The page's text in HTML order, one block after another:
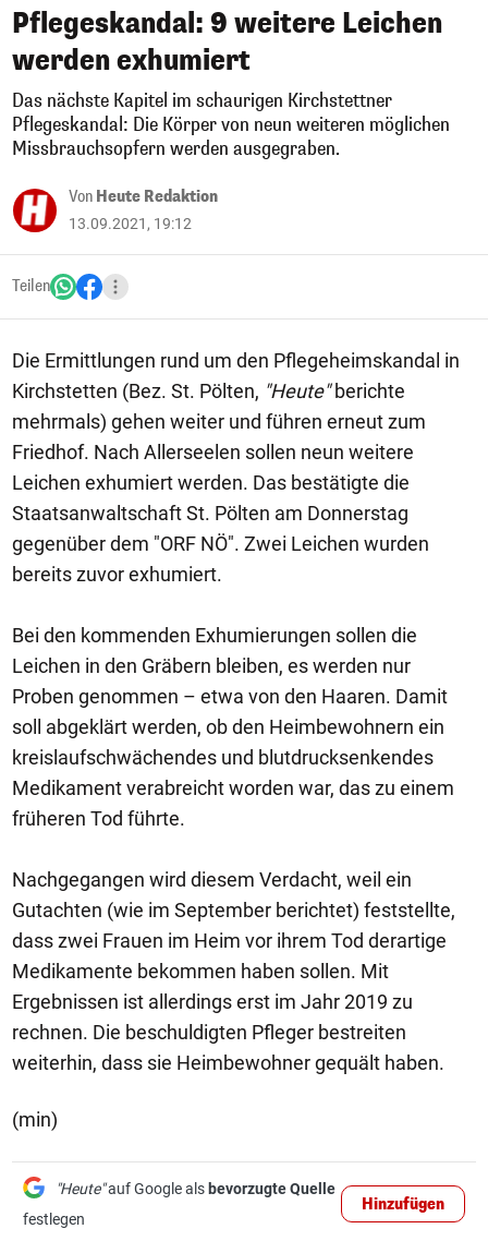
Pflegeskandal: 9 weitere Leichen
werden exhumiert
Das nächste Kapitel im schaurigen Kirchstettner
Pflegeskandal: Die Körper von neun weiteren möglichen
Missbrauchsopfern werden ausgegraben.
Von Heute Redaktion
13.09.2021, 19:12
Teilen
Die Ermittlungen rund um den Pflegeheimskandal in
Kirchstetten (Bez. St. Pölten, "Heute"berichte
mehrmals) gehen weiter und führen erneut zum
Friedhof. Nach Allerseelen sollen neun weitere
Leichen exhumiert werden. Das bestätigte die
Staatsanwaltschaft St. Pölten am Donnerstag
gegenüber dem "ORF NÖ". Zwei Leichen wurden
bereits zuvor exhumiert.
Bei den kommenden Exhumierungen sollen die
Leichen in den Gräbern bleiben, es werden nur
Proben genommen – etwa von den Haaren. Damit
soll abgeklärt werden, ob den Heimbewohnern ein
kreislaufschwächendes und blutdrucksenkendes
Medikament verabreicht worden war, das zu einem
früheren Tod führte.
Nachgegangen wird diesem Verdacht, weil ein
Gutachten (wie im September berichtet) feststellte,
dass zwei Frauen im Heim vor ihrem Tod derartige
Medikamente bekommen haben sollen. Mit
Ergebnissen ist allerdings erst im Jahr 2019 zu
rechnen. Die beschuldigten Pfleger bestreiten
weiterhin, dass sie Heimbewohner gequält haben.
(min)
"Heute"auf Google als bevorzugte Quelle
festlegen
Hinzufügen